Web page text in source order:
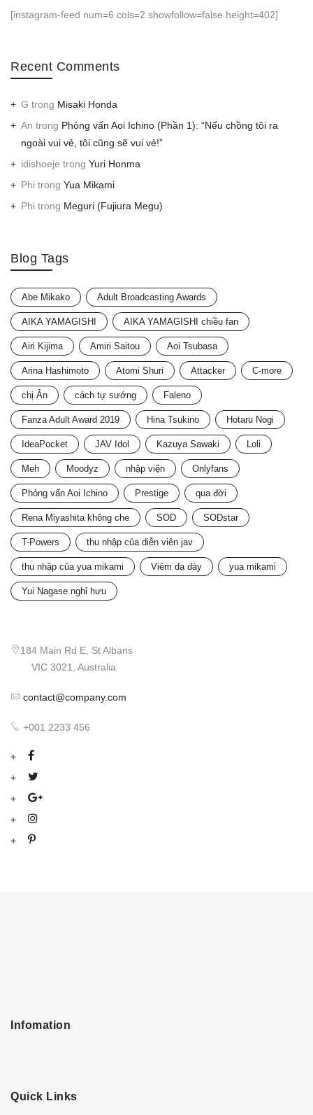
[instagram-feed num=6 cols=2 showfollow=false height=402]
Recent Comments
G trong Misaki Honda
An trong Phỏng vấn Aoi Ichino (Phần 1): “Nếu chồng tôi ra
ngoài vui vẻ, tôi cũng sẽ vui vẻ!”
idishoeje trong Yuri Honma
Phi trong Yua Mikami
Phi trong Meguri (Fujiura Megu)
Blog Tags
Abe Mikako Adult Broadcasting Awards
AIKA YAMAGISHI AIKA YAMAGISHI chiều fan
Airi Kijima Amiri Saitou Aoi Tsubasa
Arina Hashimoto Atomi Shuri Attacker C-more
chị Ân cách tự sướng Faleno
Fanza Adult Award 2019 Hina Tsukino Hotaru Nogi
IdeaPocket JAV Idol Kazuya Sawaki Loli
Meh Moodyz nhập viện Onlyfans
Phỏng vấn Aoi Ichino Prestige qua đời
Rena Miyashita không che SOD SODstar
T-Powers thu nhập của diễn viên jav
thu nhập của yua mikami Viêm dạ dày yua mikami
Yui Nagase nghỉ hưu
184 Main Rd E, St Albans
VIC 3021, Australia
contact@company.com
+001 2233 456
Infomation
Quick Links